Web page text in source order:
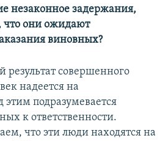
незаконное задержания,
что они ожидают
виновных?
результат совершенного
надеется на
этим подразумевается
к ответственности.
что эти люди находятся на